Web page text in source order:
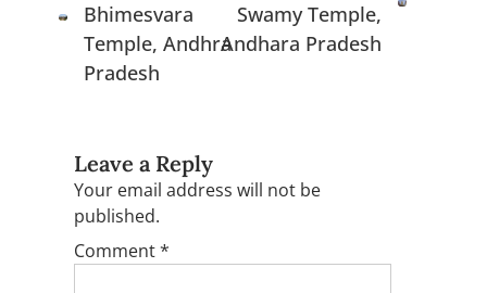
Bhimesvara
Temple, Andhra
Pradesh
Swamy Temple,
Andhara Pradesh
Leave a Reply
Your email address will not be
published.
Comment*